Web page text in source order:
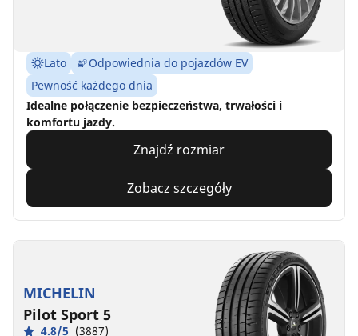
Lato
Odpowiednia do pojazdów EV
Pewność każdego dnia
Idealne połączenie bezpieczeństwa, trwałości i
komfortu jazdy.
Znajdź rozmiar
Zobacz szczegóły
MICHELIN
Pilot Sport 5
4.8/5 (3887)